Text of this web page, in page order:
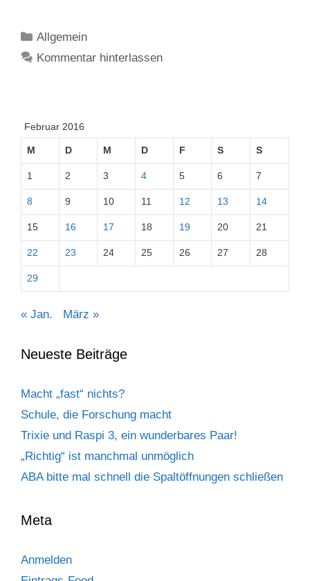
Kategorien
Allgemein
Kommentar hinterlassen
Februar 2016
M D M D F S S
1 2 3 4 5 6 7
8 9 10 11 12 13 14
15 16 17 18 19 20 21
22 23 24 25 26 27 28
29
« Jan. März »
Neueste Beiträge
Macht „fast“ nichts?
Schule, die Forschung macht
Trixie und Raspi 3, ein wunderbares Paar!
„Richtig“ ist manchmal unmöglich
ABA bitte mal schnell die Spaltöffnungen schließen
Meta
Anmelden